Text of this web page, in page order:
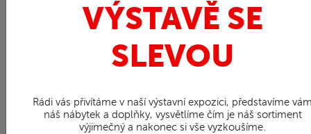
VÝSTAVĚ SE
SLEVOU
Rádi vás přivítáme v naší výstavní expozici, představíme
náš nábytek a doplňky, vysvětlíme čím je náš sortiment
výjimečný a nakonec si vše vyzkoušíme.